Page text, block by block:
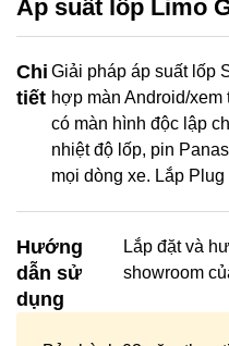
Áp suất lốp Limo
Chi
tiết
Giải pháp áp suất lốp
hợp màn Android/
có màn hình độc lập
nhiệt độ lốp, pin
mọi dòng xe. Lắp
Hướng
dẫn sử
dụng
Lắp đặt và
showroom